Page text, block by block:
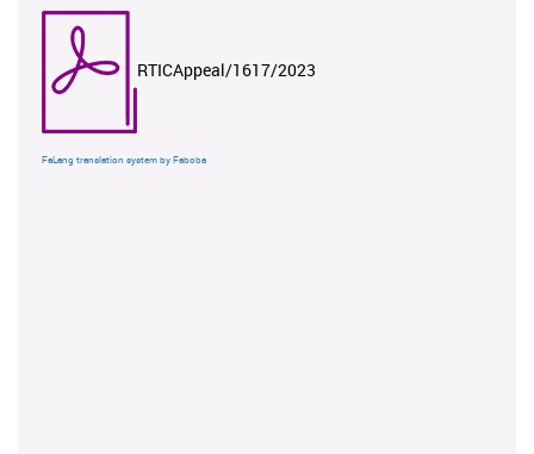
RTICAppeal/1617/2023
FaLang translation system by Faboba